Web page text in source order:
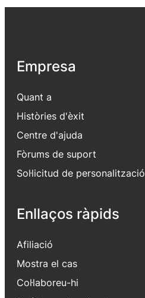
Empresa
Quant a
Històries d'èxit
Centre d'ajuda
Fòrums de suport
Sol·licitud de personalització
Enllaços ràpids
Afiliació
Mostra el cas
Col·laboreu-hi